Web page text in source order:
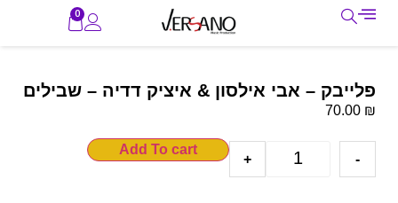
0
פלייבק – אבי אילסון & איציק דדיה – שבילים
70.00 ₪
-
+
Add To cart